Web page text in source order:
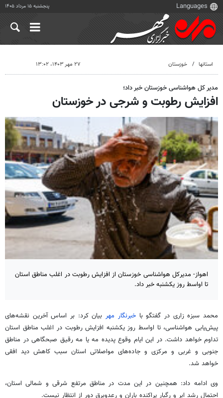
پنجشنبه ۱۵ مرداد ۱۴۰۵
استانها خوزستان ۲۷ مهر ۱۴۰۳، ۱۳:۰۲
مدیر کل هواشناسی خوزستان خبر داد؛
افزایش رطوبت و شرجی در خوزستان
اهواز- مدیرکل هواشناسی خوزستان از افزایش رطوبت در اغلب مناطق استان
تا اواسط روز یکشنبه خبر داد.
محمد سبزه زاری در گفتگوبا خبرنگار مهر بیان کرد: بر اساس آخرین نقشه‌های
پیش‌یابی هواشناسی، تا اواسط روز یکشنبه افزایش رطوبت در اغلب مناطق استان
تداوم خواهد داشت. در این ایام وقوع پدیده مه یا مه رقیق صبحگاهی در مناطق
جنوبی و غربی و مرکزی و جاده‌های مواصلاتی استان سبب کاهش دید افقی
خواهد شد.
وی ادامه داد: همچنین در این مدت در مناطق مرتفع شرقی و شمالی استان،
احتمال رشد ابر و رگبار پراکنده باران و رعدوبرق دور از انتظار نیست.